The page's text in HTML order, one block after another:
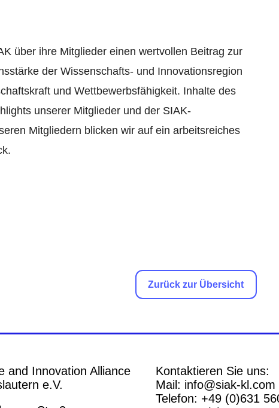
über ihre Mitglieder einen wertvollen Beitrag zur
der Wissenschafts- und Innovationsregion
und Wettbewerbsfähigkeit. Inhalte des
unserer Mitglieder und der SIAK-
Mitgliedern blicken wir auf ein arbeitsreiches
Zurück zur Übersicht
and Innovation Alliance
e.V.
Kontaktieren Sie uns:
Mail: info@siak-kl.com
Telefon: +49 (0)631